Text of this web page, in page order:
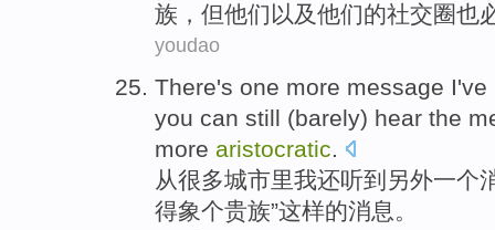
族 ，但他们 以及他们的社交圈也
youdao
There's one more message I've
you can still (barely) hear the
more aristocratic.
从很多城市里我还听到 另外一个
得象个贵族”这样的消息。